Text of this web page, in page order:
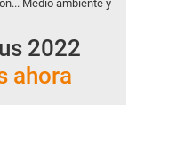
Medio ambiente y
2022
ahora